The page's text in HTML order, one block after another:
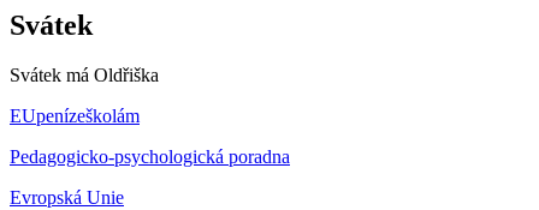
Svátek
Svátek má Oldřiška
EUpenízeškolám
Pedagogicko-psychologická poradna
Evropská Unie